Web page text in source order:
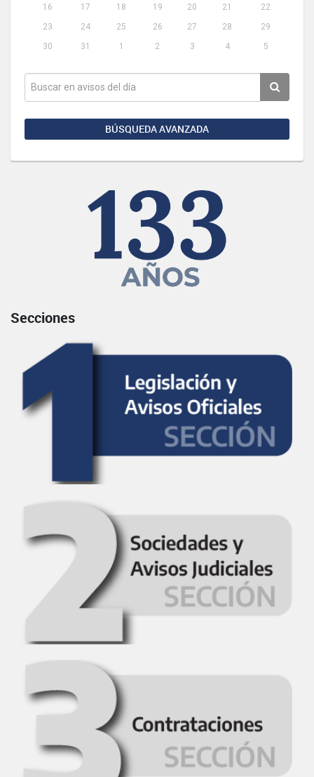
16
17 18 19 20 21
22
23
24 25 26 27 28
29
30
31 1 2 3 4 5
BÚSQUEDA AVANZADA
Secciones